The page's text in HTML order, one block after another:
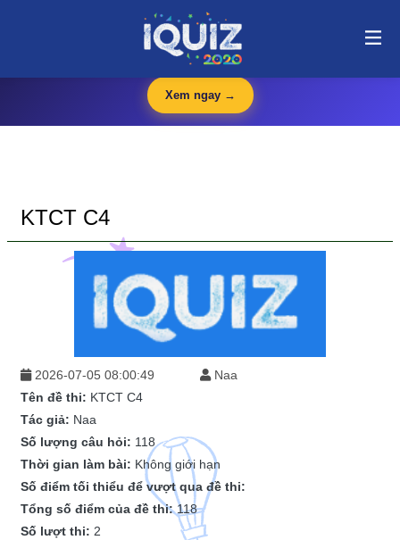
KTCT C4 | i-quiz.vn@stop article@stop
🛍️
— Văn phòng phẩm, dụng cụ học tập giá tốt
Xem ngay →
KTCT C4
2026-07-05 08:00:49
Naa
Tên đề thi: KTCT C4
Tác giả: Naa
Số lượng câu hỏi: 118
Thời gian làm bài: Không giới hạn
Số điểm tối thiểu để vượt qua đề thi:
Tổng số điểm của đề thi:118
Số lượt thi: 2